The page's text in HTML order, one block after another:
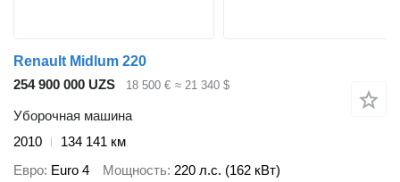
Renault Midlum 220
254 900 000 UZS
18 500 € ≈ 21 340 $
Уборочная машина
2010
134 141 км
Евро Euro 4 Мощность 220 л.с. (162 кВт)